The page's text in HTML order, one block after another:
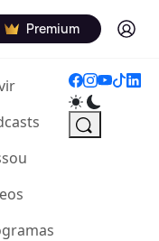
Premium Log in
(current)